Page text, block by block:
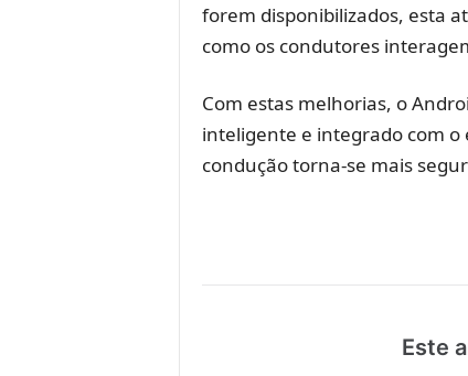
forem disponibilizados, esta
como os condutores
Com estas melhorias, o
inteligente e integrado com o
condução torna-se mais
Este